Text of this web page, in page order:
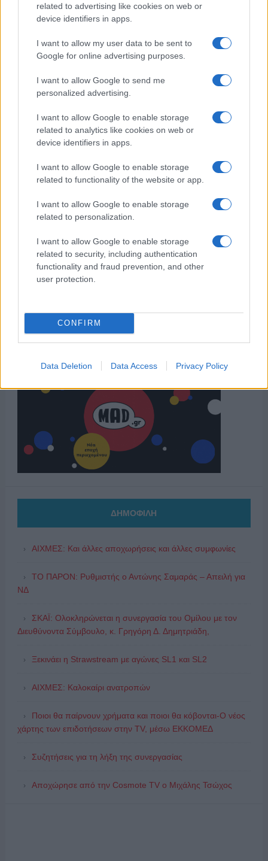
related to advertising like cookies on web or
device identifiers in apps.
I want to allow my user data to be sent to
Google for online advertising purposes.
I want to allow Google to send me
personalized advertising.
I want to allow Google to enable storage
related to analytics like cookies on web or
device identifiers in apps.
I want to allow Google to enable storage
related to functionality of the website or app.
I want to allow Google to enable storage
related to personalization.
I want to allow Google to enable storage
related to security, including authentication
functionality and fraud prevention, and other
user protection.
CONFIRM
Data Deletion Data Access Privacy Policy
ΤΟ ΠΑΡΟΝ ΤΗΣ ΚΥΡΙΑΚΗΣ
ΔΗΜΟΦΙΛΗ
ΑΙΧΜΕΣ: Και άλλες αποχωρήσεις και άλλες συμφωνίες
ΤΟ ΠΑΡΟΝ: Ρυθμιστής ο Αντώνης Σαμαράς – Απειλή για
ΝΔ
ΣΚΑΪ: Ολοκληρώνεται η συνεργασία του Ομίλου με τον
Διευθύνοντα Σύμβουλο, κ. Γρηγόρη Δ. Δημητριάδη,
Ξεκινάει η Strawstream με αγώνες SL1 και SL2
ΑΙΧΜΕΣ: Καλοκαίρι ανατροπών
Ποιοι θα παίρνουν χρήματα και ποιοι θα κόβονται-Ο νέος
χάρτης των επιδοτήσεων στην TV, μέσω ΕΚΚΟΜΕΔ
Συζητήσεις για τη λήξη της συνεργασίας
Αποχώρησε από την Cosmote TV o Μιχάλης Τσώχος